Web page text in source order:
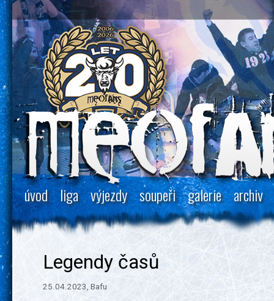
úvod liga výjezdy soupeři galerie archiv
Legendy časů
25.04.2023, Bafu